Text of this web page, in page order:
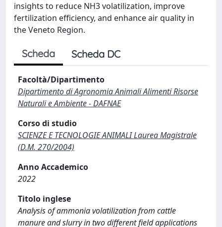
insights to reduce NH3 volatilization, improve
fertilization efficiency, and enhance air quality in
the Veneto Region.
Scheda Scheda DC
Facoltà/Dipartimento
Dipartimento di Agronomia Animali Alimenti Risorse
Naturali e Ambiente - DAFNAE
Corso di studio
SCIENZE E TECNOLOGIE ANIMALI Laurea Magistrale
(D.M. 270/2004)
Anno Accademico
2022
Titolo inglese
Analysis of ammonia volatilization from cattle
manure and slurry in two different field applications